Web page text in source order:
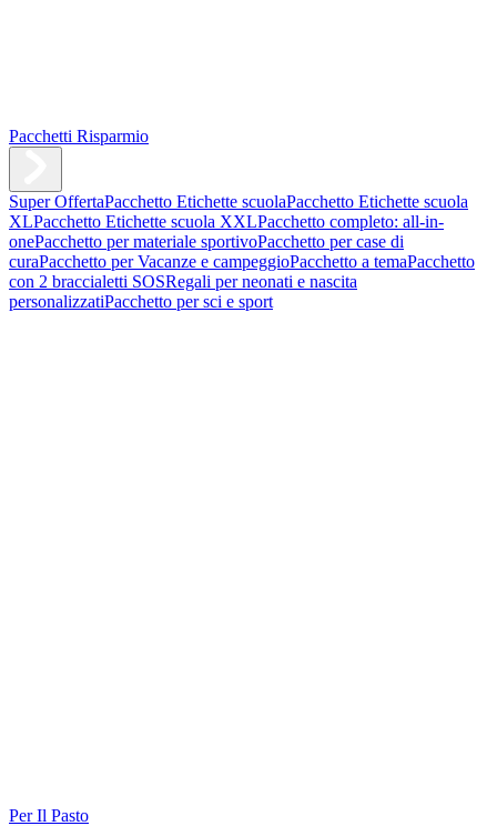
Pacchetti Risparmio
Super OffertaPacchetto Etichette scuolaPacchetto Etichette scuola
XLPacchetto Etichette scuola XXLPacchetto completo: all-in-
onePacchetto per materiale sportivoPacchetto per case di
curaPacchetto per Vacanze e campeggioPacchetto a temaPacchetto
con 2 braccialetti SOSRegali per neonati e nascita
personalizzatiPacchetto per sci e sport
Per Il Pasto